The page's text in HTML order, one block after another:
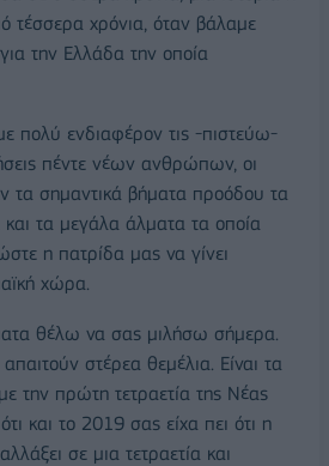
τέσσερα χρόνια, όταν βάλαμε
την Ελλάδα την οποία
πολύ ενδιαφέρον τις -πιστεύω-
πέντε νέων ανθρώπων, οι
τα σημαντικά βήματα προόδου τα
και τα μεγάλα άλματα τα οποία
η πατρίδα μας να γίνει
χώρα.
θέλω να σας μιλήσω σήμερα.
στέρεα θεμέλια. Είναι τα
την πρώτη τετραετία της Νέας
και το 2019 σας είχα πει ότι η
σε μια τετραετία και